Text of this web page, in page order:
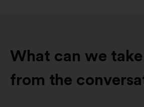
What can we
from the